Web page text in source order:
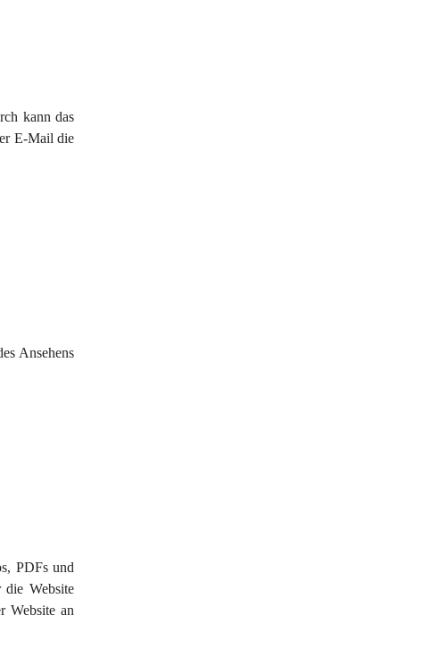
kann das
E-Mail die
Ansehens
PDFs und
Website
Website an